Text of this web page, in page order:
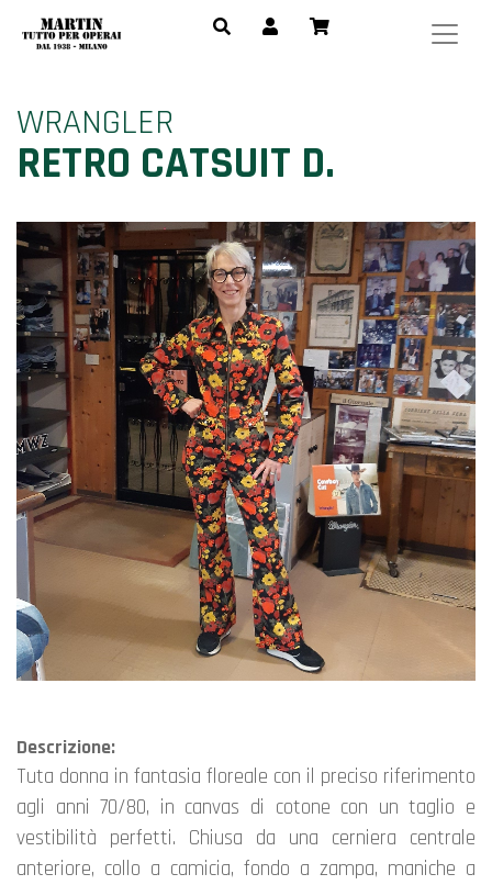
WRANGLER
RETRO CATSUIT D.
Descrizione:
tuta donna in fantasia floreale con il preciso riferimento
agli anni 70/80, in canvas di cotone con un taglio e
vestibilità perfetti. Chiusa da una cerniera centrale
anteriore, collo a camicia, fondo a zampa, maniche a